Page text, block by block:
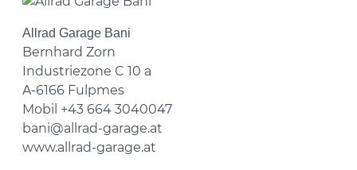
Allrad Garage Bani
Bernhard Zorn
Industriezone C 10 a
A-6166 Fulpmes
Mobil +43 664 3040047
bani@allrad-garage.at
www.allrad-garage.at